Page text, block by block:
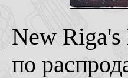
New
по